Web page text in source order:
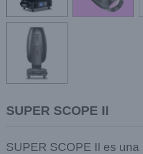
SUPER SCOPE II
SUPER SCOPE II es